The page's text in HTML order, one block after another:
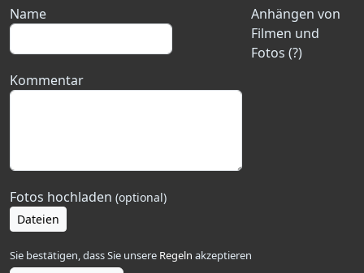
Anhängen von
Filmen und
Fotos (?)
Name
Kommentar
Fotos hochladen (optional)
Dateien
Sie bestätigen, dass Sie unsere Regeln akzeptieren